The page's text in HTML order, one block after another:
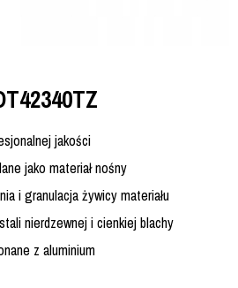
jakości
jako materiał nośny
i granulacja żywicy materiału
nierdzewnej i cienkiej blachy
z aluminium